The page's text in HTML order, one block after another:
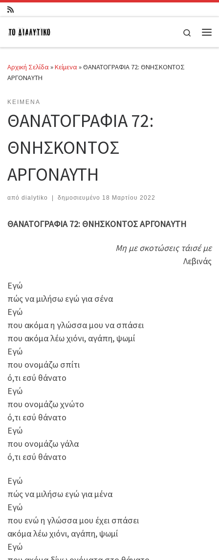
Μετάβαση στο περιεχόμενο
Search
Αρχική Σελίδα»Κείμενα»ΘΑΝΑΤΟΓΡΑΦΙΑ 72: ΘΝΗΣΚΟΝΤOΣ
ΑΡΓΟΝΑΥΤΗ
ΚΕΊΜΕΝΑ
ΘΑΝΑΤΟΓΡΑΦΙΑ 72:
ΘΝΗΣΚΟΝΤOΣ
ΑΡΓΟΝΑΥΤΗ
από dialytiko | δημοσιευμένο 18 Μαρτίου 2022
ΘΑΝΑΤΟΓΡΑΦΙΑ 72: ΘΝΗΣΚΟΝΤOΣ ΑΡΓΟΝΑΥΤΗ
Μη με σκοτώσεις τάισέ με
Λεβινάς
Εγώ
πώς να μιλήσω εγώ για σένα
Εγώ
που ακόμα η γλώσσα μου να σπάσει
που ακόμα λέω χιόνι, αγάπη, ψωμί
Εγώ
που ονομάζω σπίτι
ό,τι εσύ θάνατο
Εγώ
που ονομάζω χνώτο
ό,τι εσύ θάνατο
Εγώ
που ονομάζω γάλα
ό,τι εσύ θάνατο
Εγώ
πώς να μιλήσω εγώ για μένα
Εγώ
που ενώ η γλώσσα μου έχει σπάσει
ακόμα λέω χιόνι, αγάπη, ψωμί
Εγώ